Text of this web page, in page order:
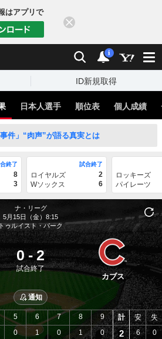
はアプリで
検索 通知
i
ID新規取得
日本人選手 順位表 個人成績
事件」“肉声”が語る真実とは
終了
8
3
試合終了
ロイヤルズ
2
Wソックス
6
ロッキーズ
パイレーツ
ナ・リーグ
5月15日（金）8:15
ゥルイスト・パーク
0 - 2
試合終了
カブス
通知
5 6 7 8
9
0 1 0 1
0
計 安 失
2 6 0